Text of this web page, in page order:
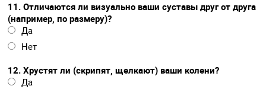
11. Отличаются ли визуально ваши суставы друг от друга
(например, по размеру)?
Да
Нет
12. Хрустят ли (скрипят, щелкают) ваши колени?
Да